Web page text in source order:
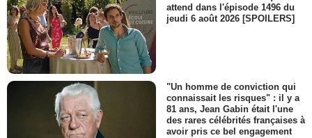
attend dans l'épisode 1496 du
jeudi 6 août 2026 [SPOILERS]
"Un homme de conviction qui
connaissait les risques" : il y a
81 ans, Jean Gabin était l'une
des rares célébrités françaises à
avoir pris ce bel engagement